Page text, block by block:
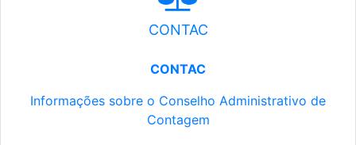
CONTAC
CONTAC
Informações sobre o Conselho Administrativo de
Contagem